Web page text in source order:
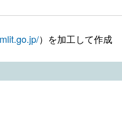
）を加工して作成